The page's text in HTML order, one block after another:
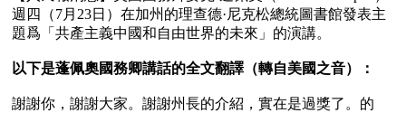
週四（7月23日）在加州的理查德·尼克松總統圖書館發表主
題爲「共產主義中國和自由世界的未來」的演講。
以下是蓬佩奧國務卿講話的全文翻譯（轉自美國之音）：
謝謝你，謝謝大家。謝謝州長的介紹，實在是過獎了。的